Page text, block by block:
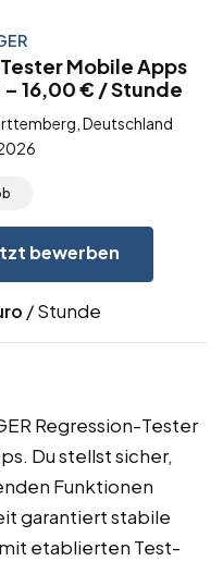
Mobile Apps
16,00 € / Stunde
Deutschland
bewerben
/ Stunde
Regression-Tester
Du stellst sicher,
Funktionen
garantiert stabile
etablierten Test-